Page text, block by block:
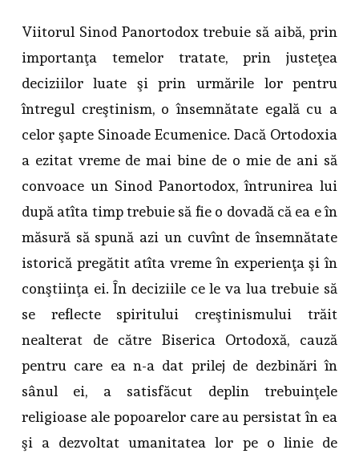
Viitorul Sinod Panortodox trebuie să aibă, prin
importanţa temelor tratate, prin justeţea
deciziilor luate şi prin urmările lor pentru
întregul creştinism, o însemnătate egală cu a
celor şapte Sinoade Ecumenice. Dacă Ortodoxia
a ezitat vreme de mai bine de o mie de ani să
convoace un Sinod Panortodox, întrunirea lui
după atîta timp trebuie să fie o dovadă că ea e în
măsură să spună azi un cuvînt de însemnătate
istorică pregătit atîta vreme în experienţa şi în
conştiinţa ei. În deciziile ce le va lua trebuie să
se reflecte spiritului creştinismului trăit
nealterat de către Biserica Ortodoxă, cauză
pentru care ea n-a dat prilej de dezbinări în
sânul ei, a satisfăcut deplin trebuinţele
religioase ale popoarelor care au persistat în ea
şi a dezvoltat umanitatea lor pe o linie de